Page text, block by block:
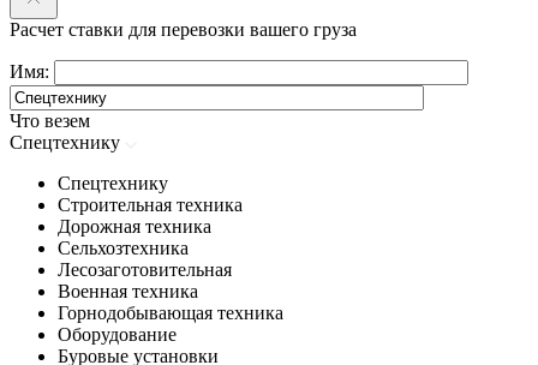
Расчет ставки для перевозки вашего груза
Имя:
Что везем
Спецтехнику
Спецтехнику
Строительная техника
Дорожная техника
Сельхозтехника
Лесозаготовительная
Военная техника
Горнодобывающая техника
Оборудование
Буровые установки